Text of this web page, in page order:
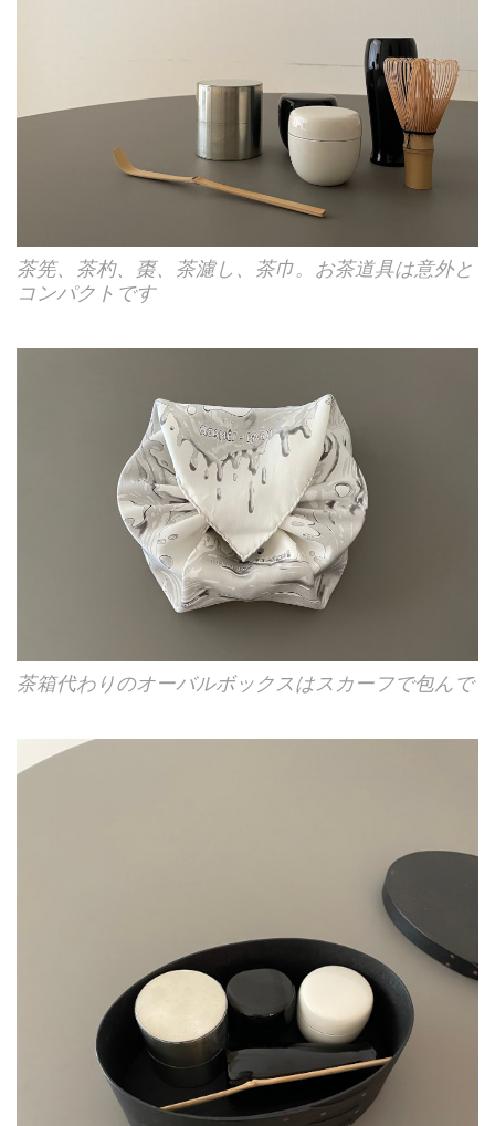
茶筅、茶杓、棗、茶濾し、茶巾。お茶道具は意外と
コンパクトです
茶箱代わりのオーバルボックスはスカーフで包んで